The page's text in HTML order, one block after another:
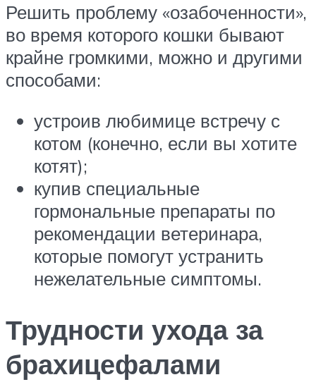
Решить проблему «озабоченности»,
во время которого кошки бывают
крайне громкими, можно и другими
способами:
устроив любимице встречу с
котом (конечно, если вы хотите
котят);
купив специальные
гормональные препараты по
рекомендации ветеринара,
которые помогут устранить
нежелательные симптомы.
Трудности ухода за
брахицефалами